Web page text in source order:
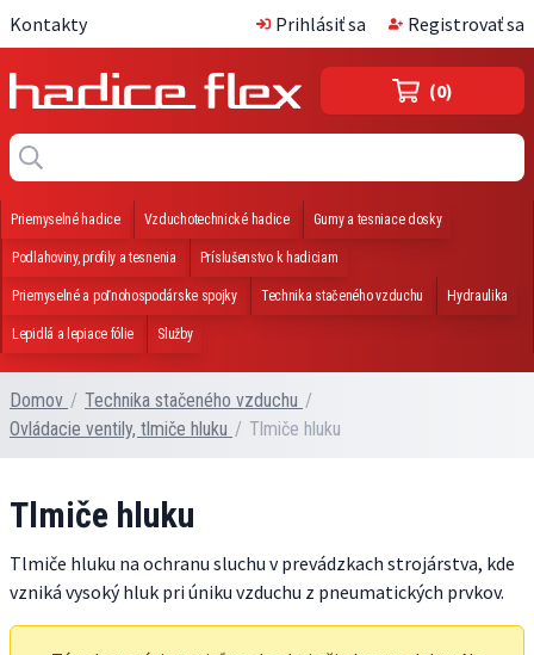
Kontakty Prihlásiť sa Registrovať sa
(0)
Priemyselné hadice Vzduchotechnické hadice Gumy a tesniace dosky
Podlahoviny, profily a tesnenia Príslušenstvo k hadiciam
Priemyselné a poľnohospodárske spojky Technika stačeného vzduchu Hydraulika
Lepidlá a lepiace fólie Služby
Domov / Technika stačeného vzduchu /
Ovládacie ventily, tlmiče hluku / Tlmiče hluku
Tlmiče hluku
Tlmiče hluku na ochranu sluchu v prevádzkach strojárstva, kde
vzniká vysoký hluk pri úniku vzduchu z pneumatických prvkov.